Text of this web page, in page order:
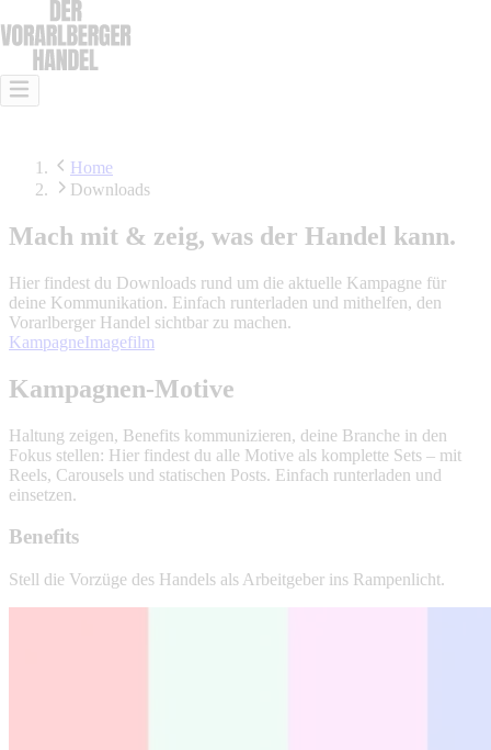
Das ist Handel
Offene Stellen
Home
Downloads
Mach mit & zeig, was der Handel kann.
Hier findest du Downloads rund um die aktuelle Kampagne für
deine Kommunikation. Einfach runterladen und mithelfen, den
Vorarlberger Handel sichtbar zu machen.
KampagneImagefilm
Kampagnen-Motive
Haltung zeigen, Benefits kommunizieren, deine Branche in den
Fokus stellen: Hier findest du alle Motive als komplette Sets – mit
Reels, Carousels und statischen Posts. Einfach runterladen und
einsetzen.
Benefits
Stell die Vorzüge des Handels als Arbeitgeber ins Rampenlicht.